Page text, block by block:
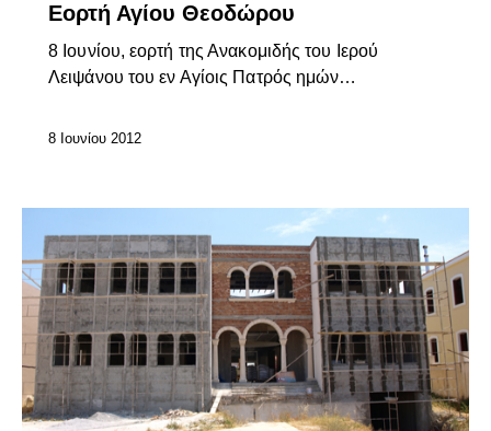
Εορτή Αγίου Θεοδώρου
8 Ιουνίου, εορτή της Ανακομιδής του Ιερού
Λειψάνου του εν Αγίοις Πατρός ημών…
8 Ιουνίου 2012